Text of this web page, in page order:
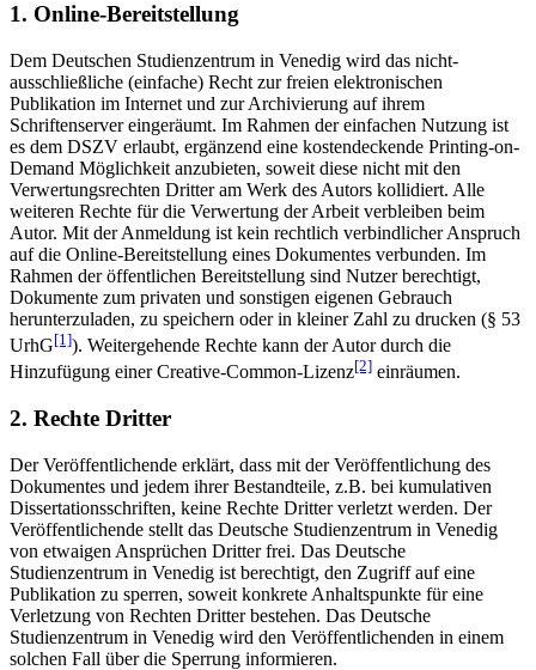
1. Online-Bereitstellung
Dem Deutschen Studienzentrum in Venedig wird das nicht-
ausschließliche (einfache) Recht zur freien elektronischen
Publikation im Internet und zur Archivierung auf ihrem
Schriftenserver eingeräumt. Im Rahmen der einfachen Nutzung ist
es dem DSZV erlaubt, ergänzend eine kostendeckende Printing-on-
Demand Möglichkeit anzubieten, soweit diese nicht mit den
Verwertungsrechten Dritter am Werk des Autors kollidiert. Alle
weiteren Rechte für die Verwertung der Arbeit verbleiben beim
Autor. Mit der Anmeldung ist kein rechtlich verbindlicher Anspruch
auf die Online-Bereitstellung eines Dokumentes verbunden. Im
Rahmen der öffentlichen Bereitstellung sind Nutzer berechtigt,
Dokumente zum privaten und sonstigen eigenen Gebrauch
herunterzuladen, zu speichern oder in kleiner Zahl zu drucken (§ 53
UrhG[1]). Weitergehende Rechte kann der Autor durch die
Hinzufügung einer Creative-Common-Lizenz[2] einräumen.
2. Rechte Dritter
Der Veröffentlichende erklärt, dass mit der Veröffentlichung des
Dokumentes und jedem ihrer Bestandteile, z.B. bei kumulativen
Dissertationsschriften, keine Rechte Dritter verletzt werden. Der
Veröffentlichende stellt das Deutsche Studienzentrum in Venedig
von etwaigen Ansprüchen Dritter frei. Das Deutsche
Studienzentrum in Venedig ist berechtigt, den Zugriff auf eine
Publikation zu sperren, soweit konkrete Anhaltspunkte für eine
Verletzung von Rechten Dritter bestehen. Das Deutsche
Studienzentrum in Venedig wird den Veröffentlichenden in einem
solchen Fall über die Sperrung informieren.